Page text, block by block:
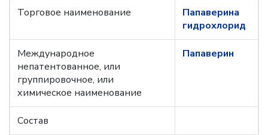
Торговое наименование
Папаверина
гидрохлорид
Международное
непатентованное, или
группировочное, или
химическое наименование
Папаверин
Состав